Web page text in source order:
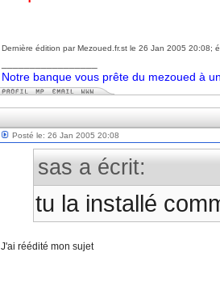
Dernière édition par Mezoued.fr.st le 26 Jan 2005 20:08;
Notre banque vous prête du mezoued à
Posté le: 26 Jan 2005 20:08
sas a écrit:
tu la installé
J'ai réédité mon sujet